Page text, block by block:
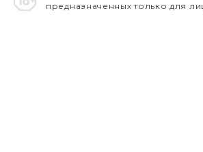
предназначенных только для